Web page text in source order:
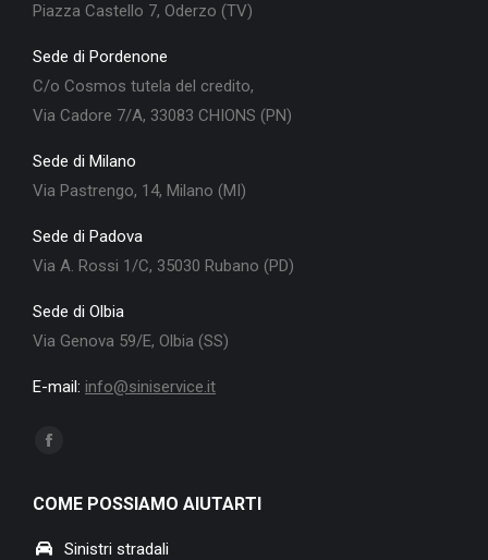
Piazza Castello 7, Oderzo (TV)
Sede di Pordenone
C/o Cosmos tutela del credito,
Via Cadore 7/A, 33083 CHIONS (PN)
Sede di Milano
Via Pastrengo, 14, Milano (MI)
Sede di Padova
Via A. Rossi 1/C, 35030 Rubano (PD)
Sede di Olbia
Via Genova 59/E, Olbia (SS)
E-mail: info@siniservice.it
Ci puoi trovare su:
Facebook
opens
in
COME POSSIAMO AIUTARTI
Sinistri stradali